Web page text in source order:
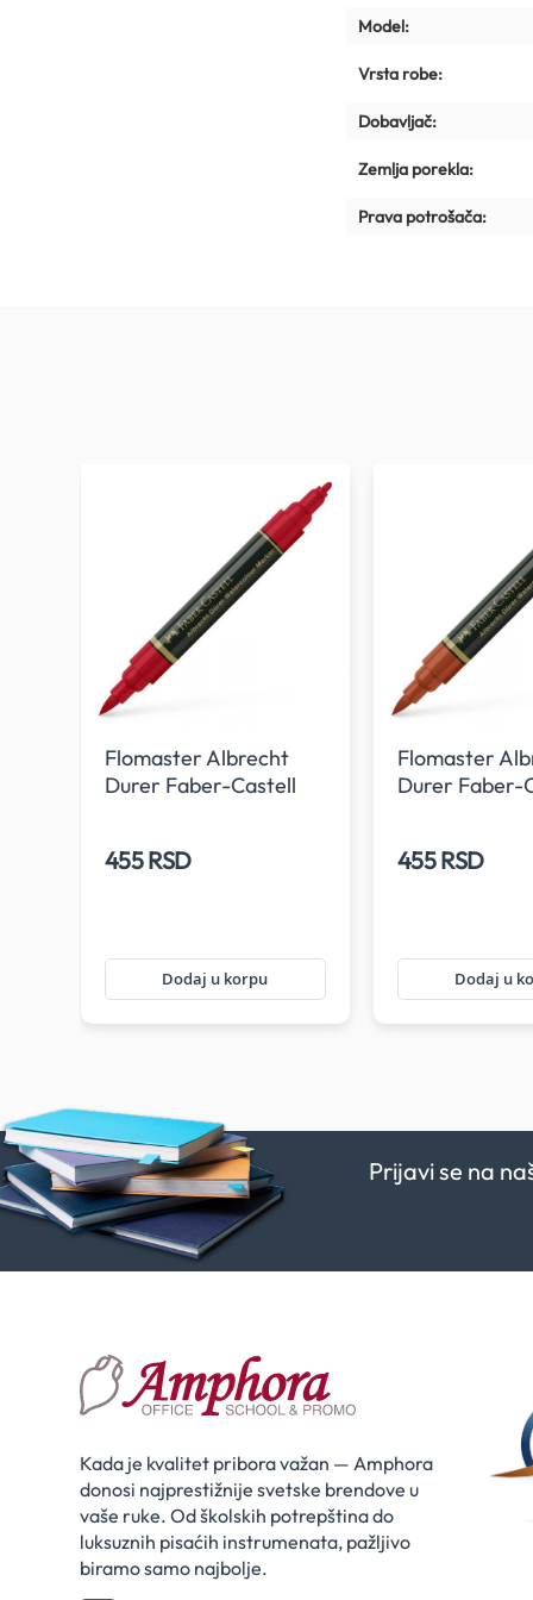
Model:
Vrsta robe:
Dobavljač:
Zemlja porekla:
Prava potrošača:
Flomaster Albrecht
Durer Faber-Castell
455 RSD
Dodaj u korpu
Flomaster
Durer Faber-
455 RSD
Dodaj u
Prijavi se na
Kada je kvalitet pribora važan — Amphora
donosi najprestižnije svetske brendove u
vaše ruke. Od školskih potrepština do
luksuznih pisaćih instrumenata, pažljivo
biramo samo najbolje.